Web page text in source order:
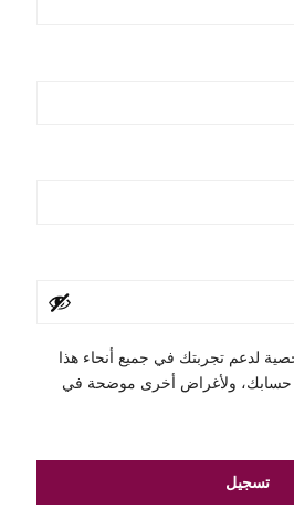
لدعم تجربتك في جميع أنحاء هذا
حسابك، ولأغراض أخرى موضحة في
تسجيل